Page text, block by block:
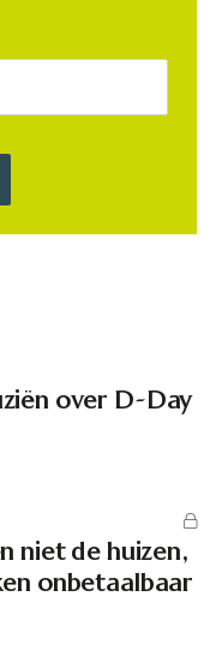
over D-Day
niet de huizen,
onbetaalbaar